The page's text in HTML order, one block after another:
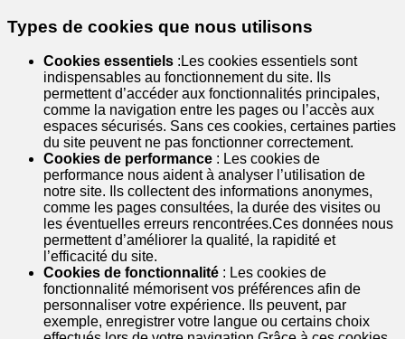
Types de cookies que nous utilisons
Cookies essentiels :Les cookies essentiels sont
indispensables au fonctionnement du site. Ils
permettent d’accéder aux fonctionnalités principales,
comme la navigation entre les pages ou l’accès aux
espaces sécurisés. Sans ces cookies, certaines parties
du site peuvent ne pas fonctionner correctement.
Cookies de performance : Les cookies de
performance nous aident à analyser l’utilisation de
notre site. Ils collectent des informations anonymes,
comme les pages consultées, la durée des visites ou
les éventuelles erreurs rencontrées.Ces données nous
permettent d’améliorer la qualité, la rapidité et
l’efficacité du site.
Cookies de fonctionnalité : Les cookies de
fonctionnalité mémorisent vos préférences afin de
personnaliser votre expérience. Ils peuvent, par
exemple, enregistrer votre langue ou certains choix